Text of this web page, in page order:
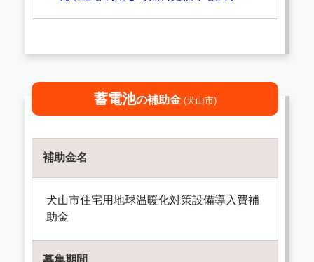
蓄電池の補助金 (犬山市)
補助金名
犬山市住宅用地球温暖化対策設備導入費補
助金